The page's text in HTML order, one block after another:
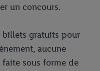
un concours.
billets gratuits pour
aucune
sous forme de